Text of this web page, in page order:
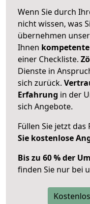
Wenn Sie durch
nicht wissen, was
übernehmen
Ihnen
einer Checkliste.
Dienste in
sich zurück.
Erfahrung in der
sich Angebote.
Füllen Sie jetzt
Sie kostenlose
Bis zu 60 % der
finden Sie nur bei